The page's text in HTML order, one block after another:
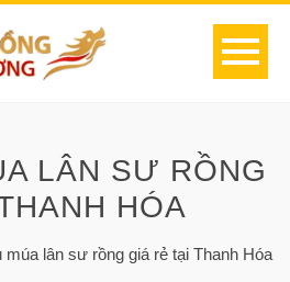
LÂN SƯ RỒNG
HÓA
múa lân sư rồng giá rẻ tại Thanh Hóa